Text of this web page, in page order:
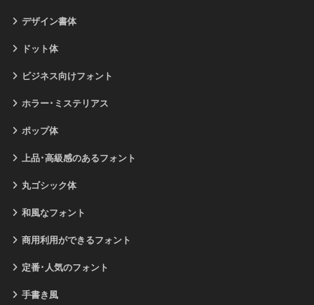
デザイン書体
ドット体
ビジネス向けフォント
ホラー･ミステリアス
ポップ体
上品･高級感のあるフォント
丸ゴシック体
和風なフォント
商用利用ができるフォント
定番･人気のフォント
手書き風